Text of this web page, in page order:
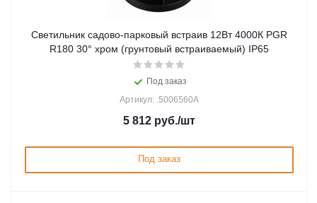
Светильник садово-парковый встраив 12Вт 4000К PGR
R180 30° хром (грунтовый встраиваемый) IP65
Под заказ
Артикул: .5006560A
5 812 руб./шт
Под заказ